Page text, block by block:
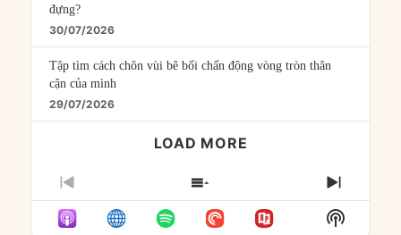
đựng?
30/07/2026
Tập tìm cách chôn vùi bê bối chấn động vòng tròn thân
cận của mình
29/07/2026
LOAD MORE
PREVIOUS
EPISODE
SHOW
EPISODES
LIST
NEXT
Show